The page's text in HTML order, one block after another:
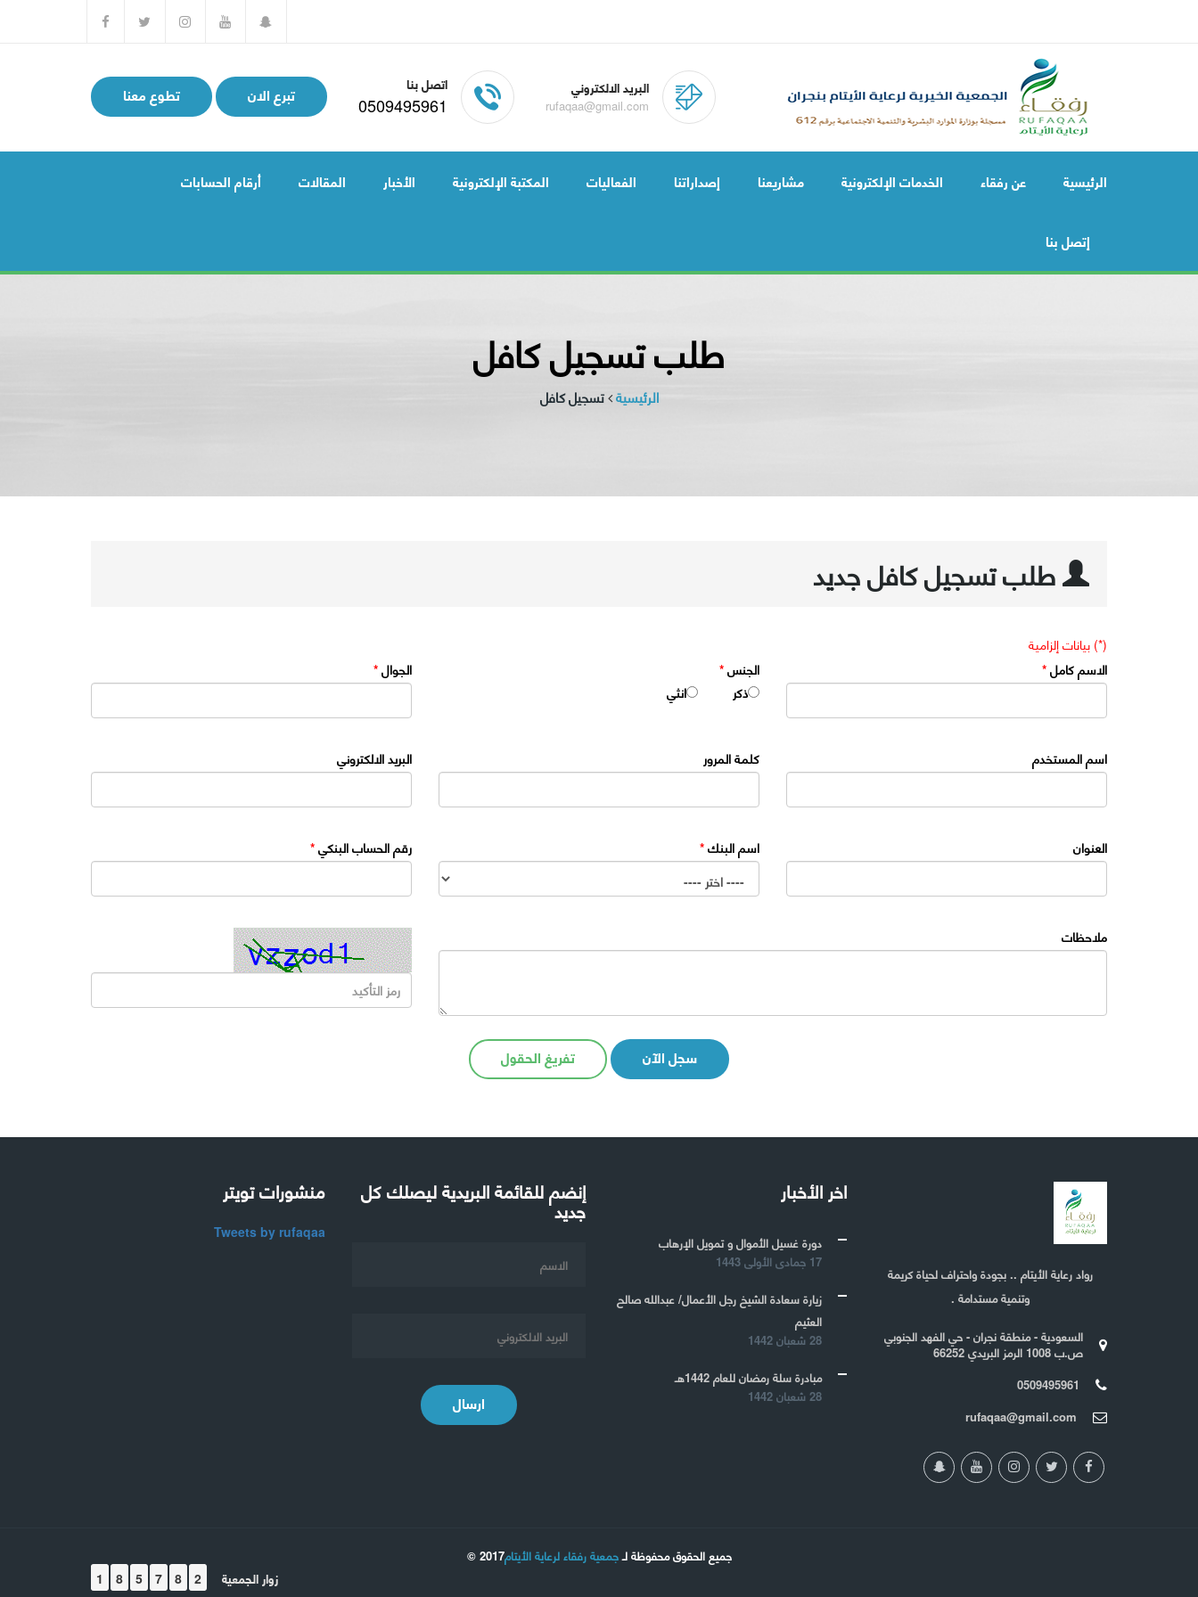
البريد الالكتروني
rufaqaa@gmail.com
اتصل بنا
0509495961 تبرع الان تطوع معنا
الرئيسية عن رفقاء الخدمات الإلكترونية مشاريعنا إصداراتنا الفعاليات المكتبة الإلكترونية الأخبار المقالات أرقام الحسابات
إتصل بنا
طلب تسجيل كافل
الرئيسية تسجيل كافل
طلب تسجيل كافل جديد
(*) بيانات إلزامية
الاسم كامل * الجنس *
ذكر
انثي
الجوال *
اسم المستخدم كلمة المرور البريد الالكتروني
العنوان اسم البنك * رقم الحساب البنكي *
ملاحظات
سجل الآن تفريغ الحقول
رواد رعاية الأيتام .. بجودة واحتراف لحياة كريمة
وتنمية مستدامة .
السعودية - منطقة نجران - حي الفهد الجنوبي
ص.ب 1008 الرمز البريدي 66252
0509495961
rufaqaa@gmail.com
اخر الأخبار
دورة غسيل الأموال و تمويل الإرهاب
17 جمادى الأولى 1443
زيارة سعادة الشيخ رجل الأعمال/ عبدالله صالح
العثيم
28 شعبان 1442
مبادرة سلة رمضان للعام 1442هـ
28 شعبان 1442
إنضم للقائمة البريدية ليصلك كل
جديد
ارسال
منشورات تويتر
Tweets by rufaqaa
جميع الحقوق محفوظة لـجمعية رفقاء لرعاية الأيتام2017 ©
1 8 5 7 8 2 زوار الجمعية